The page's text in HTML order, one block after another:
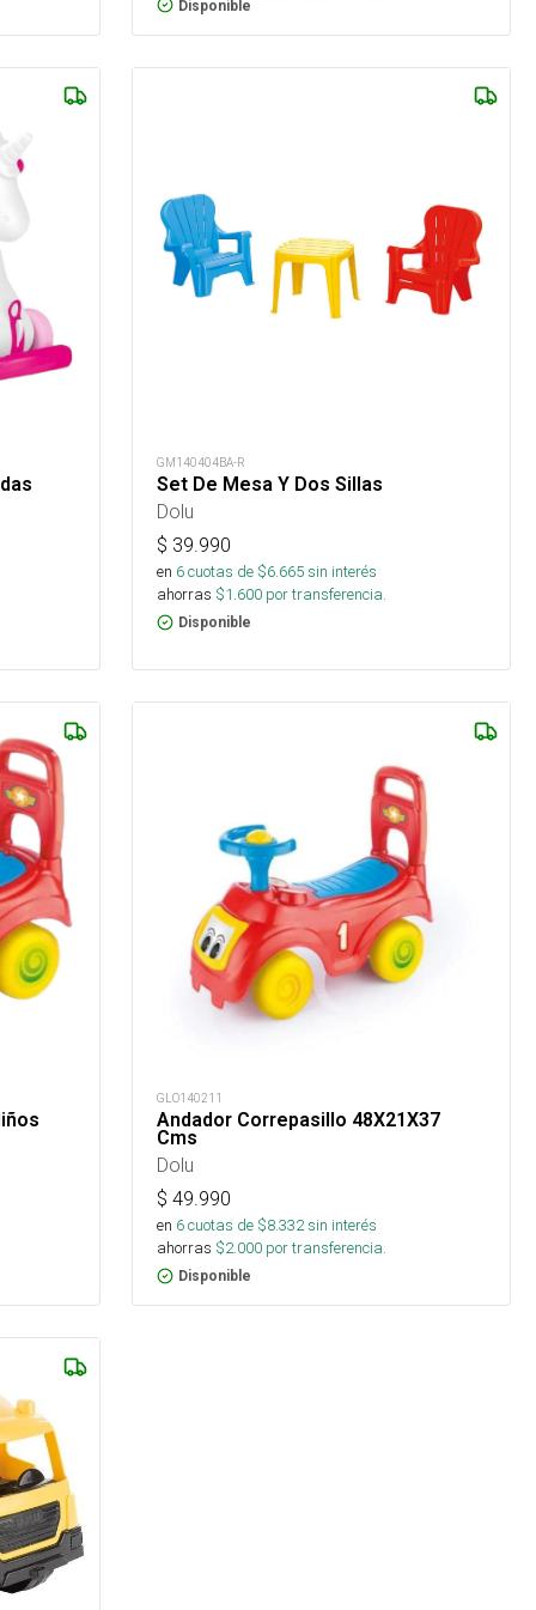
Disponible
GM140404BA-R
Set De Mesa Y Dos Sillas
Dolu
$ 39.990
en 6cuotas de $6.665sin interés
ahorras $1.600 por transferencia.
Disponible
GLO140211
Andador Correpasillo 48X21X37
Cms
Dolu
$49.990
en 6cuotas de $8.332sin interés
ahorras $2.000 por transferencia.
Disponible